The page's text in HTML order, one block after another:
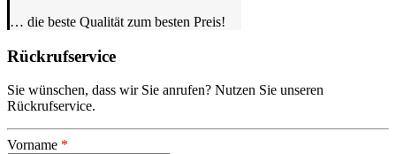
… die beste Qualität zum besten Preis!
Rückrufservice
Sie wünschen, dass wir Sie anrufen? Nutzen Sie unseren
Rückrufservice.
Vorname *